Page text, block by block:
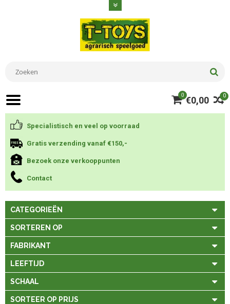
0
0 €0,00
Specialistisch en veel op voorraad
Gratis verzending vanaf €150,-
Bezoek onze verkooppunten
Contact
CATEGORIEËN
SORTEREN OP
FABRIKANT
LEEFTIJD
SCHAAL
SORTEER OP PRIJS